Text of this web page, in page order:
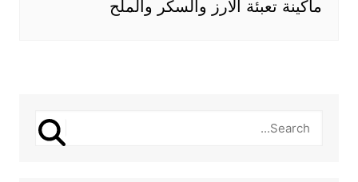
ماكينة تعبئة الارز والسكر والملح